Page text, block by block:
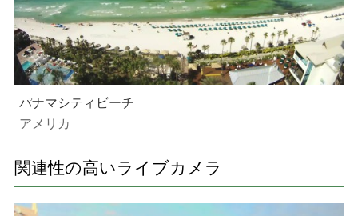
パナマシティビーチ
アメリカ
関連性の高いライブカメラ